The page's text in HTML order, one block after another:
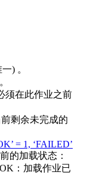
) 。
须在此作业之前
剩余未完成的
= 1, ‘FAILED’
的加载状态：
：加载作业已